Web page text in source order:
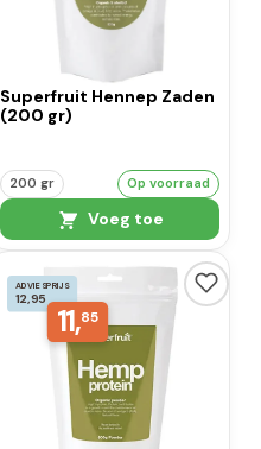
Superfruit Hennep Zaden
(200 gr)
200 gr Op voorraad
Voeg toe
ADVIESPRIJS
12,95
11,85